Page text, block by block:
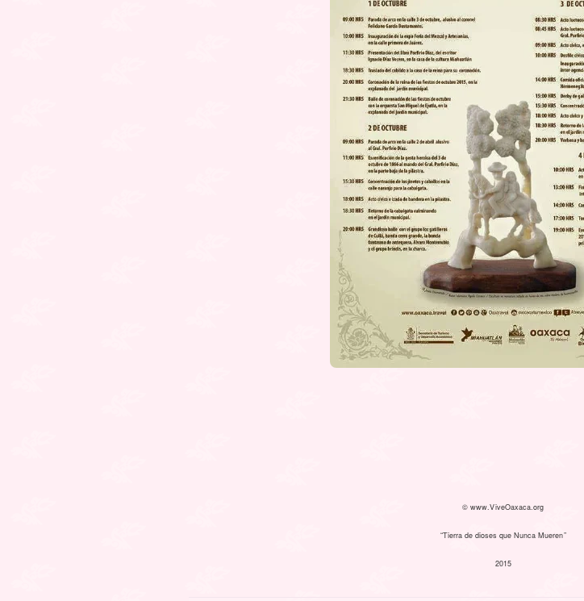
© www.ViveOaxaca.org
“Tierra de dioses que Nunca Mueren”
2015